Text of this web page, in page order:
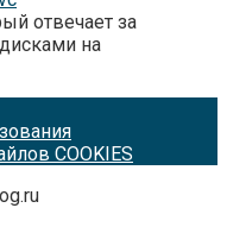
отвечает за
на
COOKIES